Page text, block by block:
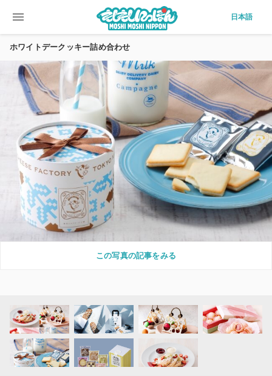
menu 日本語
ホワイトデークッキー詰め合わせ
この写真の記事をみる